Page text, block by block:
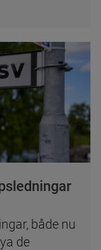
både nu
de